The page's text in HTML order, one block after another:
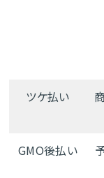
ツケ払い
GMO後払い